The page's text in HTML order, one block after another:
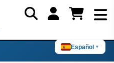
Español ▼